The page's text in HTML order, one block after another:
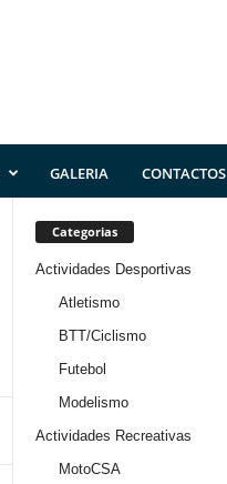
GALERIA CONTACTOS
Categorias
Actividades Desportivas
Atletismo
BTT/Ciclismo
Futebol
Modelismo
Actividades Recreativas
MotoCSA